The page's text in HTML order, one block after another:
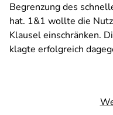
Begrenzung des
hat. 1&1 wollte die
Klausel einschränken.
klagte erfolgreich